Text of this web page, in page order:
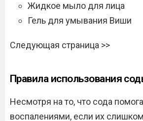
Жидкое мыло для лица
Гель для умывания Виши
Следующая страница >>
Правила использования
Несмотря на то, что сода
воспалениями, если их